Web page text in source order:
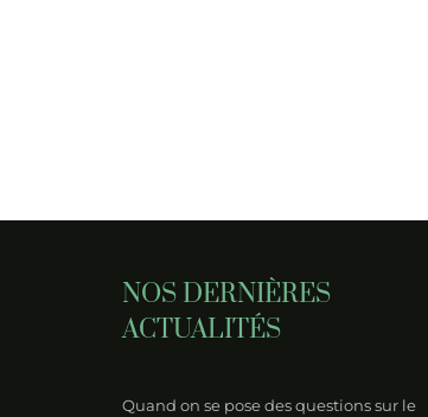
NOS DERNIÈRES
ACTUALITÉS
Quand on se pose des questions sur le